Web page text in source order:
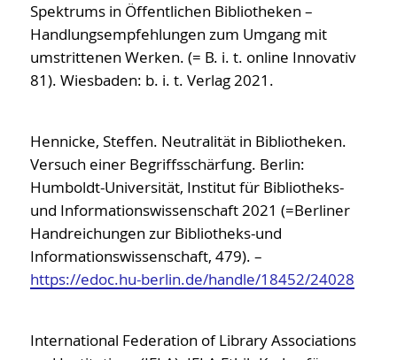
Spektrums in Öffentlichen Bibliotheken –
Handlungsempfehlungen zum Umgang mit
umstrittenen Werken. (= B. i. t. online Innovativ
81). Wiesbaden: b. i. t. Verlag 2021.
Hennicke, Steffen. Neutralität in Bibliotheken.
Versuch einer Begriffsschärfung. Berlin:
Humboldt-Universität, Institut für Bibliotheks-
und Informationswissenschaft 2021 (=Berliner
Handreichungen zur Bibliotheks-und
Informationswissenschaft, 479). –
https://edoc.hu-berlin.de/handle/18452/24028
International Federation of Library Associations